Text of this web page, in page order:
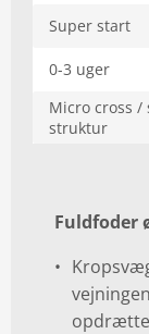
Super start
0-3 uger
Micro cross /
struktur
Fuldfoder